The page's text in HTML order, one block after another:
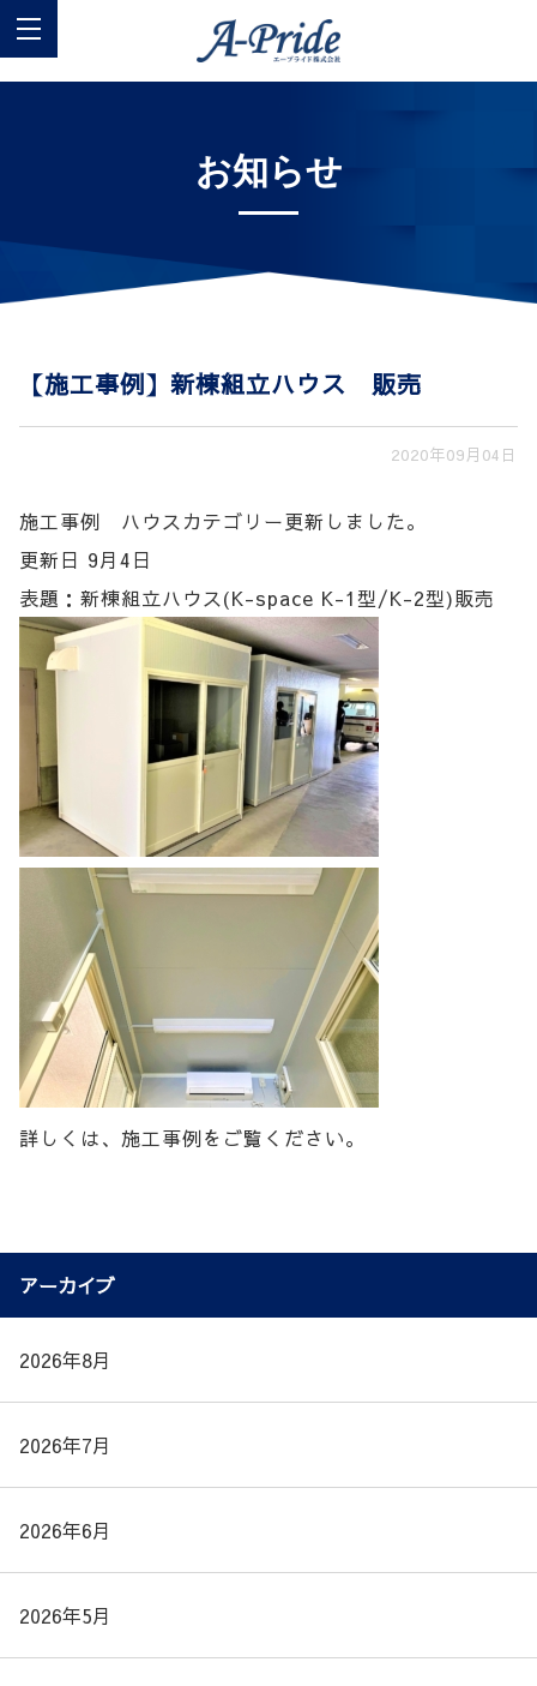
お知らせ
【施工事例】新棟組立ハウス 販売
2020年09月04日
施工事例 ハウスカテゴリー更新しました。
更新日 9月4日
表題：新棟組立ハウス(K-space K-1型/K-2型)販売
詳しくは、施工事例をご覧ください。
アーカイブ
2026年8月
2026年7月
2026年6月
2026年5月